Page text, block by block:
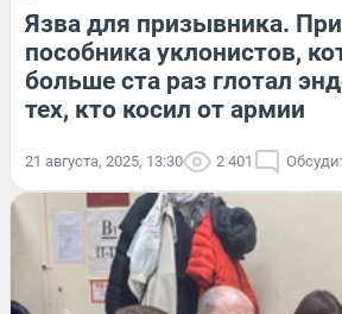
Язва для призывника.
пособника уклонистов,
больше ста раз глотал
тех, кто косил от армии
21 августа, 2025, 13:30 2 401